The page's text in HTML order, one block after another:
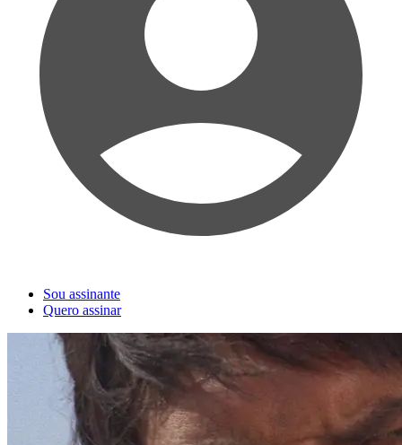
Sou assinante
Quero assinar